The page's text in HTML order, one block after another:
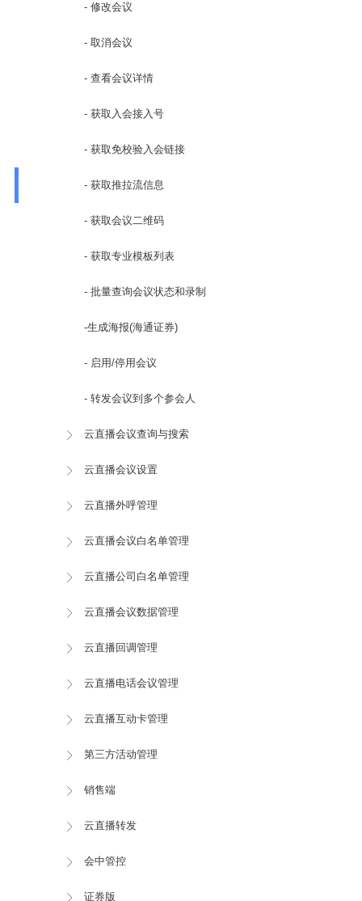
- 修改会议
- 取消会议
- 查看会议详情
- 获取入会接入号
- 获取免校验入会链接
- 获取推拉流信息
- 获取会议二维码
- 获取专业模板列表
- 批量查询会议状态和录制
-生成海报(海通证券)
- 启用/停用会议
- 转发会议到多个参会人
云直播会议查询与搜索
云直播会议设置
云直播外呼管理
云直播会议白名单管理
云直播公司白名单管理
云直播会议数据管理
云直播回调管理
云直播电话会议管理
云直播互动卡管理
第三方活动管理
销售端
云直播转发
会中管控
证券版